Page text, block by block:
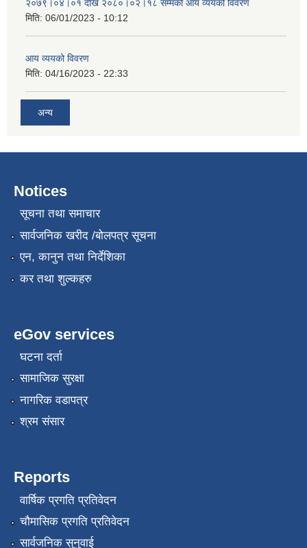
२०७९।०४।०१ देखि २०८०।०२।१८ सम्मको आय व्ययको विवरण
मिति: 06/01/2023 - 10:12
आय व्ययको विवरण
मिति: 04/16/2023 - 22:33
अन्य
Notices
सूचना तथा समाचार
सार्वजनिक खरीद /बोलपत्र सूचना
एन, कानुन तथा निर्देशिका
कर तथा शुल्कहरु
eGov services
घटना दर्ता
सामाजिक सुरक्षा
नागरिक वडापत्र
श्रम संसार
Reports
वार्षिक प्रगति प्रतिवेदन
चौमासिक प्रगति प्रतिवेदन
सार्वजनिक सुनुवाई